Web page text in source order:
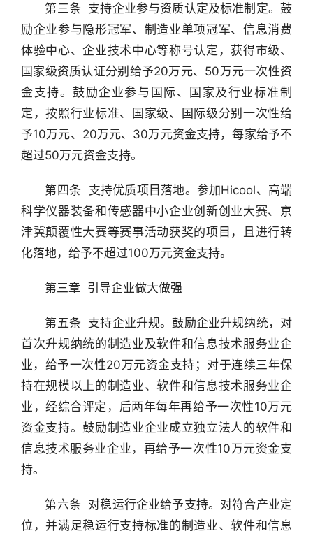
第三条  支持企业参与资质认定及标准制定。鼓
励企业参与隐形冠军、制造业单项冠军、信息消费
体验中心、企业技术中心等称号认定，获得市级、
国家级资质认证分别给予20万元、50万元一次性资
金支持。鼓励企业参与国际、国家及行业标准制
定，按照行业标准、国家级、国际级分别一次性给
予10万元、20万元、30万元资金支持，每家给予不
超过50万元资金支持。
第四条  支持优质项目落地。参加Hicool、高端
科学仪器装备和传感器中小企业创新创业大赛、京
津冀颠覆性大赛等赛事活动获奖的项目，且进行转
化落地，给予不超过100万元资金支持。
第三章  引导企业做大做强
第五条  支持企业升规。鼓励企业升规纳统，对
首次升规纳统的制造业及软件和信息技术服务业企
业，给予一次性20万元资金支持；对于连续三年保
持在规模以上的制造业、软件和信息技术服务业企
业，经综合评定，后两年每年再给予一次性10万元
资金支持。鼓励制造业企业成立独立法人的软件和
信息技术服务业企业，再给予一次性10万元资金支
持。
第六条  对稳运行企业给予支持。对符合产业定
位，并满足稳运行支持标准的制造业、软件和信息